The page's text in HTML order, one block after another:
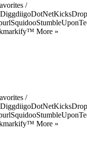
/
More »
/
More »